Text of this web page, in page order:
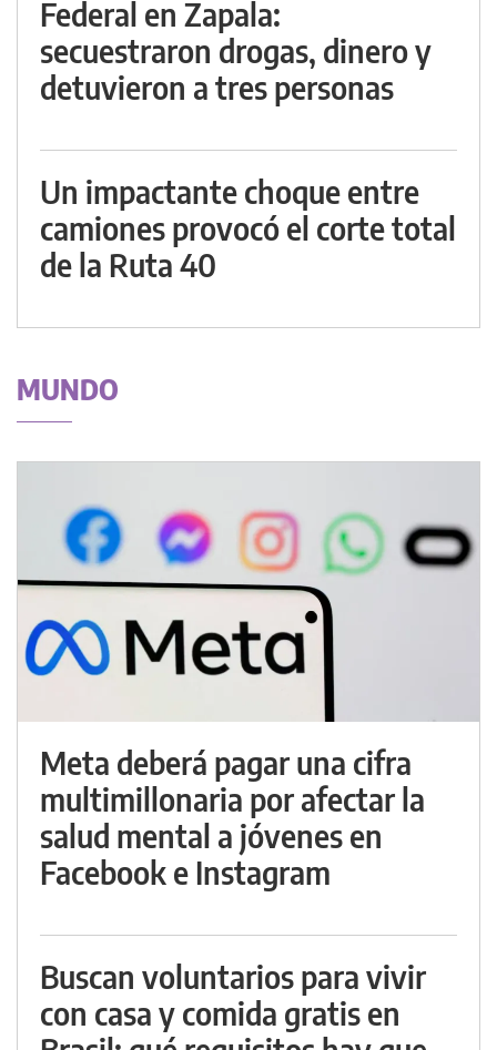
Federal en Zapala:
secuestraron drogas, dinero y
detuvieron a tres personas
Un impactante choque entre
camiones provocó el corte total
de la Ruta 40
MUNDO
Meta deberá pagar una cifra
multimillonaria por afectar la
salud mental a jóvenes en
Facebook e Instagram
Buscan voluntarios para vivir
con casa y comida gratis en